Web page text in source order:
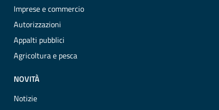
Imprese e commercio
Autorizzazioni
Appalti pubblici
Agricoltura e pesca
NOVITÀ
Notizie